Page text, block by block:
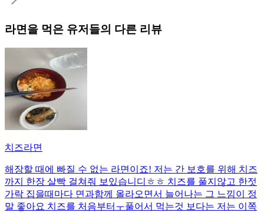
라면 을 먹은 유저들의 다른 리뷰
치즈라면
해장할 때에 빠질 수 없는 라면이죠! 저는 간 보호를 위해 치즈
까지 한장 살빡 걸쳐줘 보있습니디ㅎㅎ 치즈를 풀지않고 한젓
가락 집을때마다 면과함께 올라오면서 늘어나는 그 느낌이 정
말 좋아요 치즈를 처음부터ㅜ풀어서 먹는것 보다는 저는 이쪽